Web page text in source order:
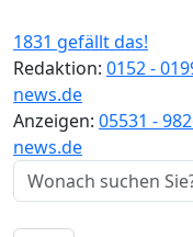
1831 gefällt das!
Redaktion: 0152 -
news.de
Anzeigen: 05531 -
news.de